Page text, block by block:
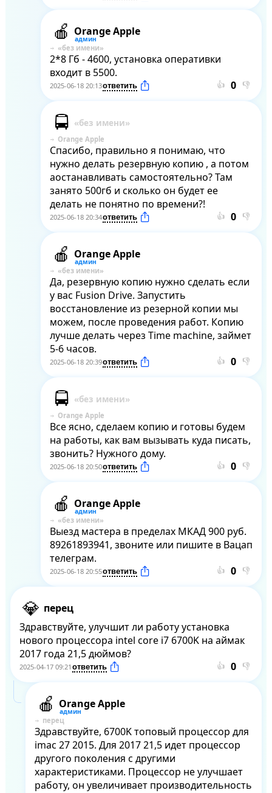
Orange Apple
2*8 Гб - 4600, установка оперативки
входит в 5500.
2025-06-18 20:13 👍 👎
Orange Apple
Спасибо, правильно я понимаю, что
нужно делать резервную копию , а потом
аостанавливать самостоятельно? Там
занято 500гб и сколько он будет ее
делать не понятно по времени?!
2025-06-18 20:34 👍 👎
Orange Apple
Да, резервную копию нужно сделать если
у вас Fusion Drive. Запустить
восстановление из резерной копии мы
можем, после проведения работ. Копию
лучше делать через Time machine, займет
5-6 часов.
2025-06-18 20:39 👍 👎
Orange Apple
Все ясно, сделаем копию и готовы будем
на работы, как вам вызывать куда писать,
звонить? Нужного дому.
2025-06-18 20:50 👍 👎
Orange Apple
Выезд мастера в пределах МКАД 900 руб.
89261893941, звоните или пишите в Вацап
телеграм.
2025-06-18 20:55 👍 👎
перец
Здравствуйте, улучшит ли работу установка
нового процессора intel core i7 6700K на аймак
2017 года 21,5 дюймов?
2025-04-17 09:21 👍 👎
Orange Apple
перец
Здравствуйте, 6700K топовый процессор для
imac 27 2015. Для 2017 21,5 идет процессор
другого поколения с другими
характеристиками. Процессор не улучшает
работу, он увеличивает производительность